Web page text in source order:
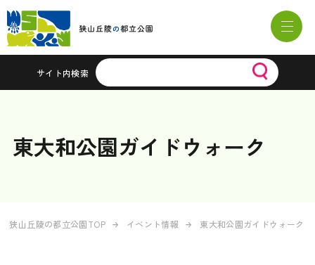
サイト内検索
東大和公園ガイドウォーク
狭山丘陵の都立公園TOP イベント情報 東大和公園ガイドウォーク